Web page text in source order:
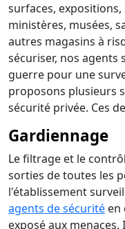
surfaces,
ministères, musées,
autres magasins à
sécuriser, nos
guerre pour une
proposons plusieurs
sécurité privée. Ces
Gardiennage
Le filtrage et le
sorties de toutes les
l'établissement
agents de sécurité en
exposé aux